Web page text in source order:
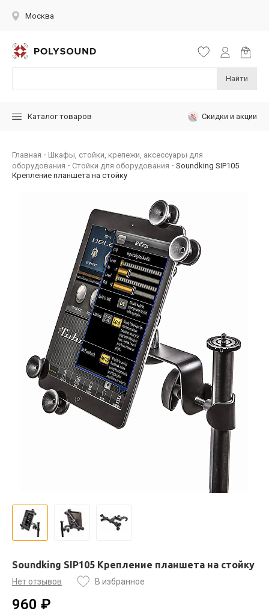
Москва
Найти
Каталог товаров Скидки и акции
Главная
Шкафы, стойки, крепежи, аксессуары для
оборудования
Стойки для оборудования
Soundking SIP105
Крепление планшета на стойку
Soundking SIP105 Крепление планшета на стойку
Нет отзывов В избранное
960 ₽